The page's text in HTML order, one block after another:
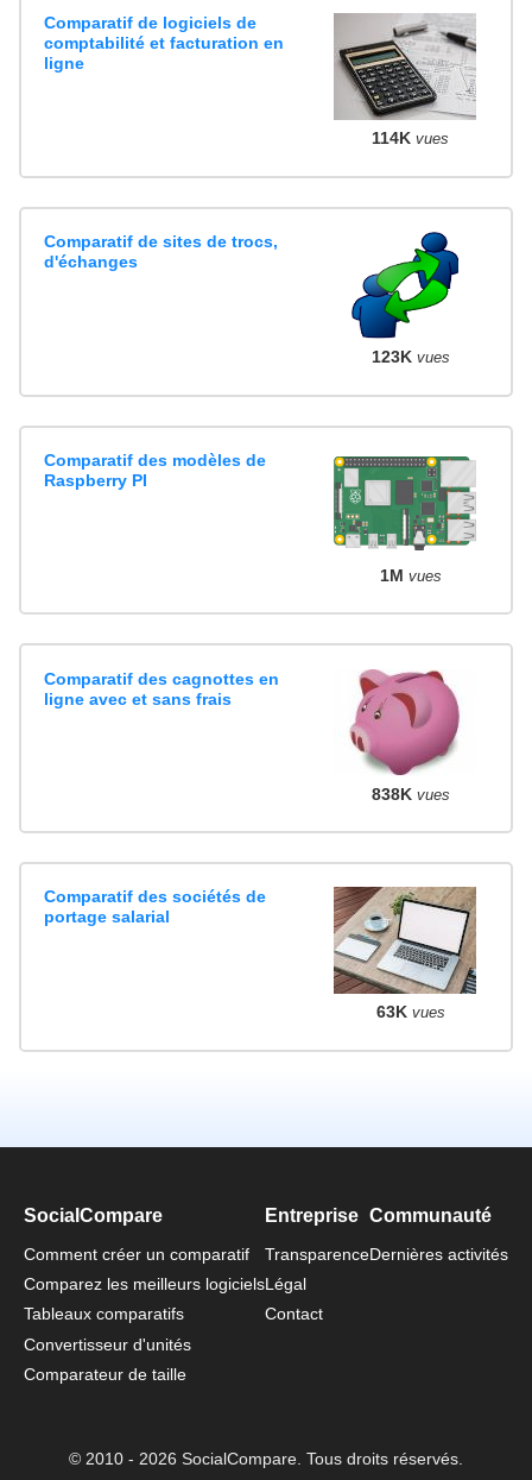
Comparatif de logiciels de
comptabilité et facturation en
ligne
114K vues
Comparatif de sites de trocs,
d'échanges
123K vues
Comparatif des modèles de
Raspberry PI
1M vues
Comparatif des cagnottes en
ligne avec et sans frais
838K vues
Comparatif des sociétés de
portage salarial
63K vues
SocialCompare
Comment créer un comparatif
Comparez les meilleurs logiciels
Tableaux comparatifs
Convertisseur d'unités
Comparateur de taille
Entreprise
Transparence
Légal
Contact
Communauté
Dernières activités
© 2010 - 2026 SocialCompare. Tous droits réservés.